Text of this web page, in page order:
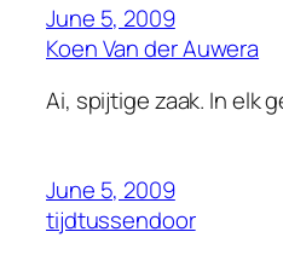
June 5, 2009
Koen Van der Auwera
Ai, spijtige zaak. In elk
June 5, 2009
tijdtussendoor